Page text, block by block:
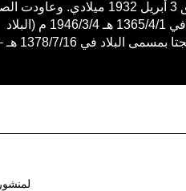
1350/11/27 هـ الموافق 3 أبريل 1932 ميلادي.
باسم (البلاد السعودية) في 1365/4/1 هـ 1946/3/4 م (البلاد
السعودية/عرفات) اندمجتا بمسمى البلاد